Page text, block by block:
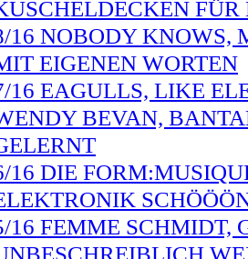
FÜR
16 NOBODY KNOWS,
EIGENEN WORTEN
16 EAGULLS, LIKE
BEVAN,
16 DIE
16 FEMME SCHMIDT,